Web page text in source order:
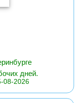
дней.
08-2026